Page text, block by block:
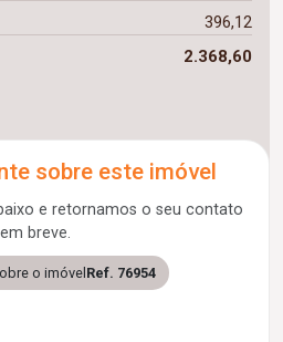
396,12
2.368,60
sobre este imóvel
e retornamos o seu contato
em breve.
o imóvel Ref. 76954